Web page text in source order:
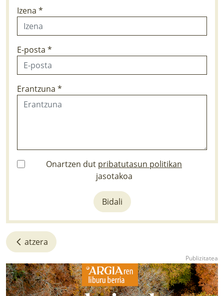
Izena *
E-posta *
Erantzuna *
Onartzen dut pribatutasun politikan
jasotakoa
Bidali
atzera